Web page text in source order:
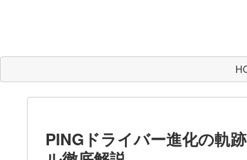
PINGドライバー進化の軌